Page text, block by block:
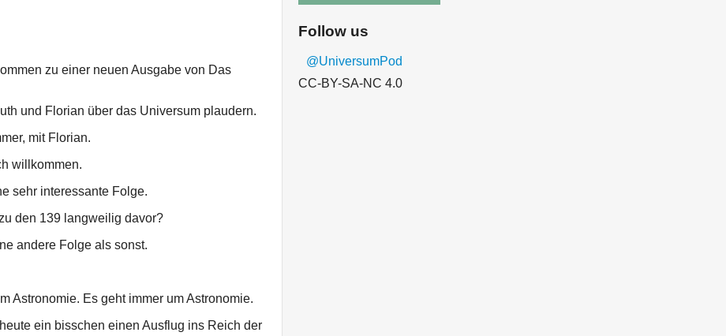
zu einer neuen Ausgabe von Das
und Florian über das Universum plaudern.
mit Florian.
willkommen.
sehr interessante Folge.
den 139 langweilig davor?
andere Folge als sonst.
Astronomie. Es geht immer um Astronomie.
ein bisschen einen Ausflug ins Reich der
Follow us
@UniversumPod
CC-BY-SA-NC 4.0